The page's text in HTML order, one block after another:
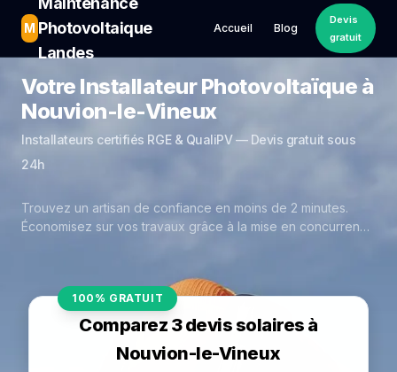
M Photovoltaique
Landes
Accueil Blog
Devis
gratuit
Votre Installateur Photovoltaïque à
Nouvion-le-Vineux
Installateurs certifiés RGE & QualiPV — Devis gratuit sous
24h
Trouvez un artisan de confiance en moins de 2 minutes.
Économisez sur vos travaux grâce à la mise en concurrence
100% GRATUIT
Comparez 3 devis solaires à
Nouvion-le-Vineux